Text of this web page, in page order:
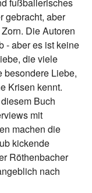
fußballerisches
gebracht, aber
Die Autoren
- aber es ist keine
die viele
besondere Liebe,
Krisen kennt.
Buch
mit
machen die
kickende
Röthenbacher
nach